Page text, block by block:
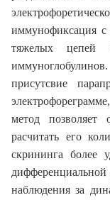
иммунофиксация с
тяжелых
присутсвие
метод позволяет
расчитать его
скрининга более
наблюдения за